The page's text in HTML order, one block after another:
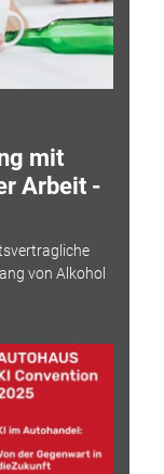
mit
Arbeit -
von Alkohol